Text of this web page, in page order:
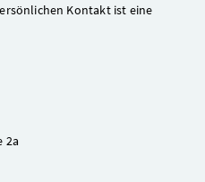
Kontakt ist eine
2a